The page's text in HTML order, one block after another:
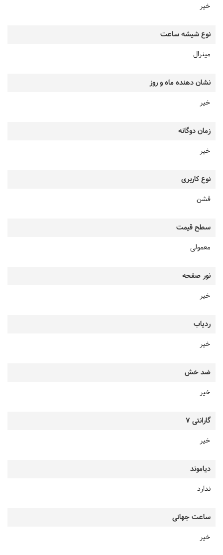
خیر
نوع شیشه ساعت
مینرال
نشان دهنده ماه و روز
خیر
زمان دوگانه
خیر
نوع کاربری
فشن
سطح قیمت
معمولی
نور صفحه
خیر
ردیاب
خیر
ضد خش
خیر
گارانتی 7
خیر
دیاموند
ندارد
ساعت جهانی
خیر